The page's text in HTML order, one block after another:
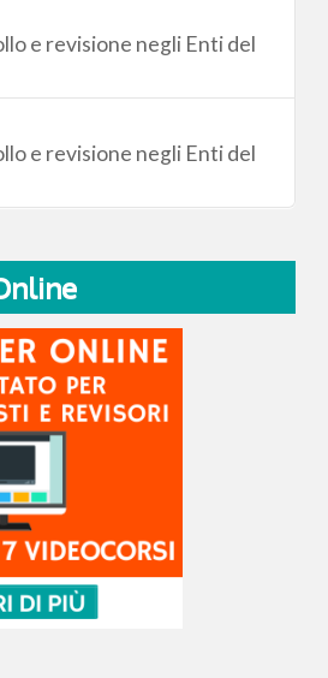
e revisione negli Enti del
e revisione negli Enti del